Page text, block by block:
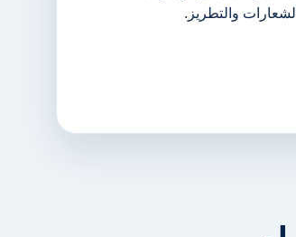
والتطريز.